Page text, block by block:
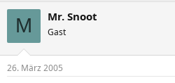
M Mr. Snoot
Gast
26. März 2005